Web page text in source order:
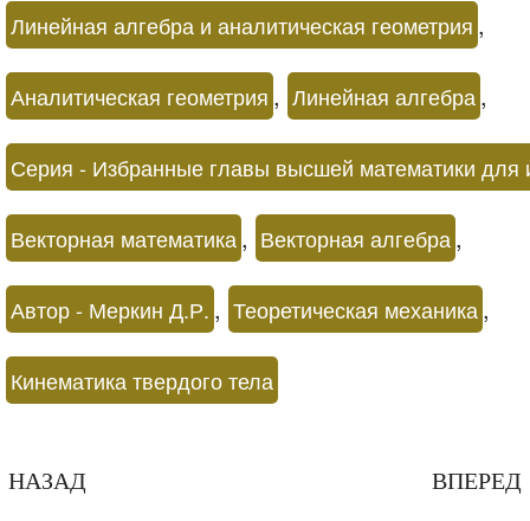
Линейная алгебра и аналитическая геометрия ,
Аналитическая геометрия , Линейная алгебра ,
Серия - Избранные главы высшей математики для
Векторная математика , Векторная алгебра ,
Автор - Меркин Д.Р. , Теоретическая механика ,
Кинематика твердого тела
НАЗАД ВПЕРЕД